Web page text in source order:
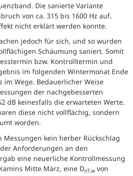
Die sanierte Variante
von ca. 315 bis 1600 Hz auf,
nicht erklärt werden konnte.
jedoch für sich, und so wurden
Schäumung saniert. Somit
bzw. Kontrolltermin und
im folgenden Wintermonat Ende
im Wege. Bedauerlicher Weise
der nachgebesserten
dB keinesfalls die erwarteten Werte.
diese nicht vollflächig, sondern
worden.
kein herber Rückschlag
Anforderungen an den
eine neuerliche Kontrollmessung
Mitte März, eine DnT,w von